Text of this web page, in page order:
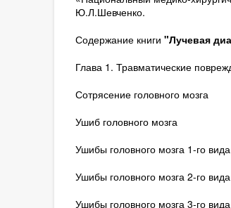
Ю.Л.Шевченко.
Содержание книги "Лучевая
Глава 1. Травматические
Сотрясение головного мозга
Ушиб головного мозга
Ушибы головного мозга 1-го вида
Ушибы головного мозга 2-го вида
Ушибы головного мозга 3-го вида